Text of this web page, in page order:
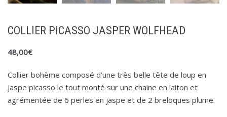
COLLIER PICASSO JASPER WOLFHEAD
48,00€
Collier bohème composé d’une très belle tête de loup en
jaspe picasso le tout monté sur une chaine en laiton et
agrémentée de 6 perles en jaspe et de 2 breloques plume.